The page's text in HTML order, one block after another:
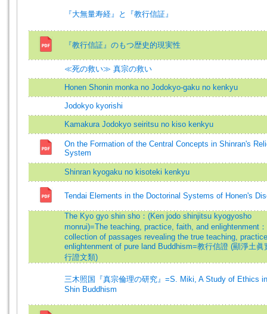
『大無量寿経』と『教行信証』
『教行信証』のもつ歴史的現実性
≪死の救い≫ 真宗の救い
Honen Shonin monka no Jodokyo-gaku no kenkyu
Jodokyo kyorishi
Kamakura Jodokyo seiritsu no kiso kenkyu
On the Formation of the Central Concepts in Shinran's
System
Shinran kyogaku no kisoteki kenkyu
Tendai Elements in the Doctorinal Systems of Honen's
The Kyo gyo shin sho：(Ken jodo shinjitsu kyogyosho
monrui)=The teaching, practice, faith, and enlightenment
collection of passages revealing the true teaching,
enlightenment of pure land Buddhism=教行信證 (顯淨土眞
行證文類)
三木照国『真宗倫理の研究』=S. Miki, A Study of Ethics
Shin Buddhism